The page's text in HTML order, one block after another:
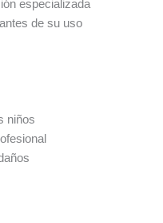
especializada
de su uso
niños